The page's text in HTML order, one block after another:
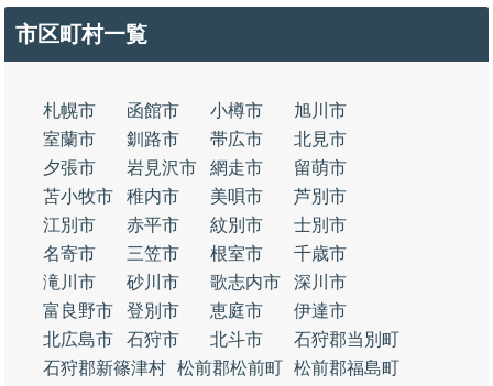
市区町村一覧
札幌市 函館市 小樽市
旭川市
室蘭市
釧路市 帯広市
北見市
夕張市
岩見沢市 網走市
留萌市
苫小牧市
稚内市 美唄市
芦別市
江別市
赤平市 紋別市
士別市
名寄市
三笠市 根室市
千歳市
滝川市
砂川市 歌志内市
深川市
富良野市
登別市 恵庭市
伊達市
北広島市
石狩市 北斗市
石狩郡当別町
石狩郡新篠津村 松前郡松前町 松前郡福島町